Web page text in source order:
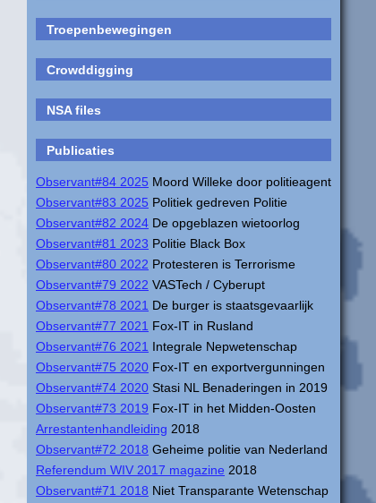
Troepenbewegingen
Crowddigging
NSA files
Publicaties
Observant#84 2025 Moord Willeke door politieagent
Observant#83 2025 Politiek gedreven Politie
Observant#82 2024 De opgeblazen wietoorlog
Observant#81 2023 Politie Black Box
Observant#80 2022 Protesteren is Terrorisme
Observant#79 2022 VASTech / Cyberupt
Observant#78 2021 De burger is staatsgevaarlijk
Observant#77 2021 Fox-IT in Rusland
Observant#76 2021 Integrale Nepwetenschap
Observant#75 2020 Fox-IT en exportvergunningen
Observant#74 2020 Stasi NL Benaderingen in 2019
Observant#73 2019 Fox-IT in het Midden-Oosten
Arrestantenhandleiding 2018
Observant#72 2018 Geheime politie van Nederland
Referendum WIV 2017 magazine 2018
Observant#71 2018 Niet Transparante Wetenschap